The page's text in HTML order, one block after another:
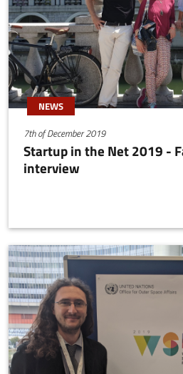
NEWS
7th of December 2019
Startup in the Net 2019 -
interview